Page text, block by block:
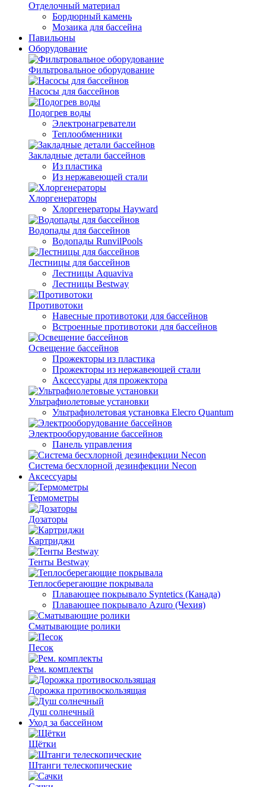
Отделочный материал
Бордюрный камень
Мозаика для бассейна
Павильоны
Оборудование
Фильтровальное оборудование
Насосы для бассейнов
Подогрев воды
Электронагреватели
Теплообменники
Закладные детали бассейнов
Из пластика
Из нержавеющей стали
Хлоргенераторы
Хлоргенераторы Hayward
Водопады для бассейнов
Водопады RunvilPools
Лестницы для бассейнов
Лестницы Aquaviva
Лестницы Bestway
Противотоки
Навесные противотоки для бассейнов
Встроенные противотоки для бассейнов
Освещение бассейнов
Прожекторы из пластика
Прожекторы из нержавеющей стали
Аксессуары для прожектора
Ультрафиолетовые установки
Ультрафиолетовая установка Elecro Quantum
Электрооборудование бассейнов
Панель управления
Система бесхлорной дезинфекции Necon
Аксессуары
Термометры
Дозаторы
Картриджи
Тенты Bestway
Теплосберегающие покрывала
Плавающее покрывало Syntetics (Канада)
Плавающее покрывало Azuro (Чехия)
Сматывающие ролики
Песок
Рем. комплекты
Дорожка противоскользящая
Душ солнечный
Уход за бассейном
Щётки
Штанги телескопические